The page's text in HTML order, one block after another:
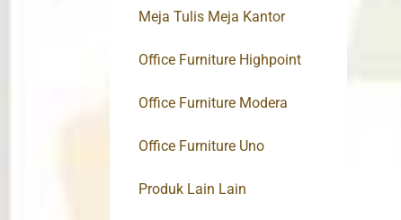
Meja Tulis Meja Kantor
Office Furniture Highpoint
Office Furniture Modera
Office Furniture Uno
Produk Lain Lain